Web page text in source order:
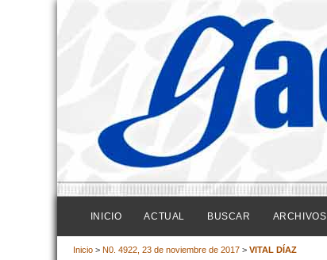
INICIO ACTUAL BUSCAR ARCHIVOS
Inicio > N0. 4922, 23 de noviembre de 2017 > VITAL DÍAZ